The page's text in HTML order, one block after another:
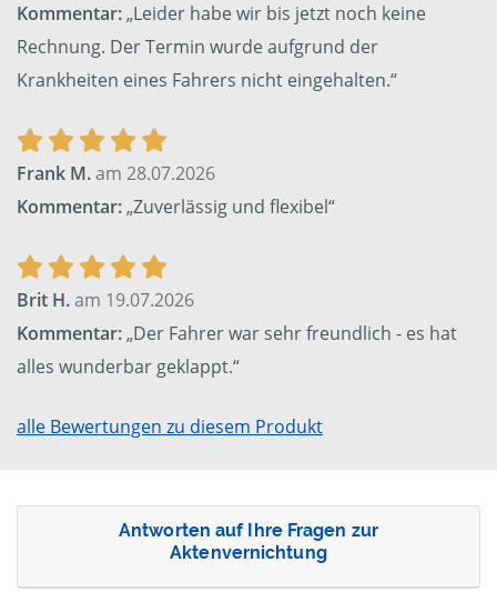
Kommentar:„Leider habe wir bis jetzt noch keine
Rechnung. Der Termin wurde aufgrund der
Krankheiten eines Fahrers nicht eingehalten.“
Frank M.am 28.07.2026
Kommentar:„Zuverlässig und flexibel“
Brit H.am 19.07.2026
Kommentar:„Der Fahrer war sehr freundlich - es hat
alles wunderbar geklappt.“
alle Bewertungen zu diesem Produkt
Antworten auf Ihre Fragen zur
Aktenvernichtung